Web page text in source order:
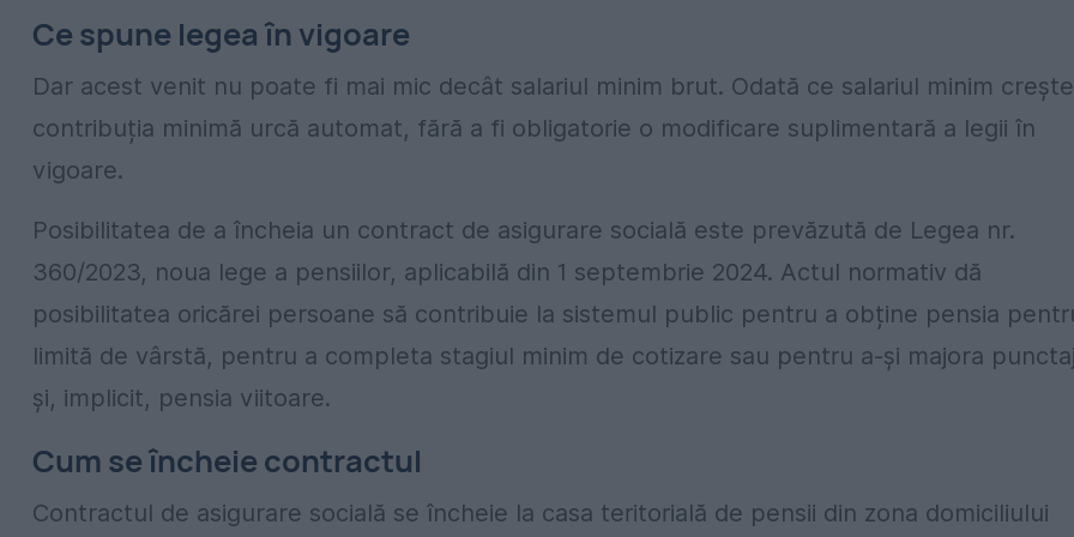
Ce spune legea în vigoare
Dar acest venit nu poate fi mai mic decât salariul minim brut. Odată ce salariul minim
contribuția minimă urcă automat, fără a fi obligatorie o modificare suplimentară a legii în
vigoare.
Posibilitatea de a încheia un contract de asigurare socială este prevăzută de Legea nr.
360/2023, noua lege a pensiilor, aplicabilă din 1 septembrie 2024. Actul normativ dă
posibilitatea oricărei persoane să contribuie la sistemul public pentru a obține pensia
limită de vârstă, pentru a completa stagiul minim de cotizare sau pentru a-și majora
și, implicit, pensia viitoare.
Cum se încheie contractul
Contractul de asigurare socială se încheie la casa teritorială de pensii din zona domiciliului